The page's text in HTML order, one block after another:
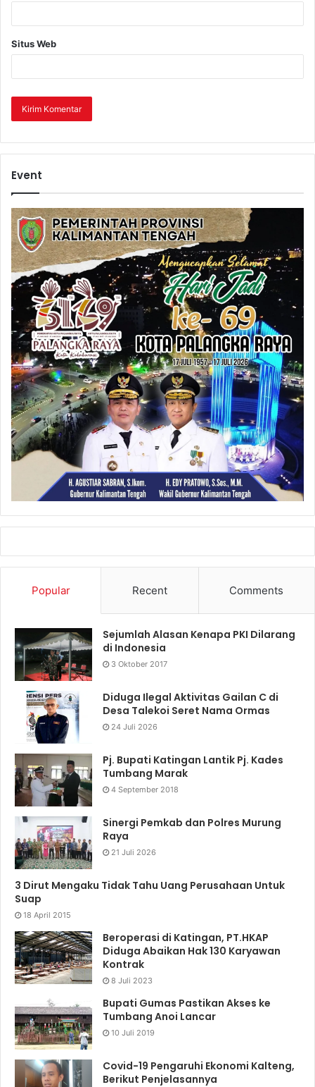
Situs Web
Event
Popular Recent Comments
Sejumlah Alasan Kenapa PKI Dilarang
di Indonesia
3 Oktober 2017
Diduga Ilegal Aktivitas Gailan C di
Desa Talekoi Seret Nama Ormas
24 Juli 2026
Pj. Bupati Katingan Lantik Pj. Kades
Tumbang Marak
4 September 2018
Sinergi Pemkab dan Polres Murung
Raya
21 Juli 2026
3 Dirut Mengaku Tidak Tahu Uang Perusahaan Untuk
Suap
18 April 2015
Beroperasi di Katingan, PT.HKAP
Diduga Abaikan Hak 130 Karyawan
Kontrak
8 Juli 2023
Bupati Gumas Pastikan Akses ke
Tumbang Anoi Lancar
10 Juli 2019
Covid-19 Pengaruhi Ekonomi Kalteng,
Berikut Penjelasannya